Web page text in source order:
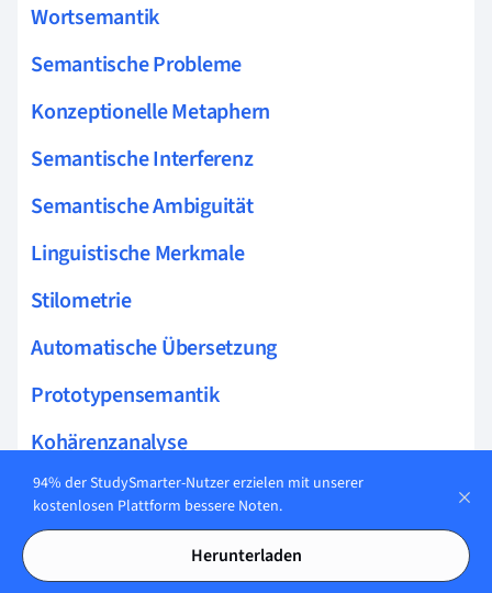
Wortsemantik
Semantische Probleme
Konzeptionelle Metaphern
Semantische Interferenz
Semantische Ambiguität
Linguistische Merkmale
Stilometrie
Automatische Übersetzung
Prototypensemantik
Kohärenzanalyse
Lexikalische Analyse
Komplexitätsanalyse
Sprachliche Handlungen
94% der StudySmarter-Nutzer erzielen mit unserer
kostenlosen Plattform bessere Noten.
Herunterladen